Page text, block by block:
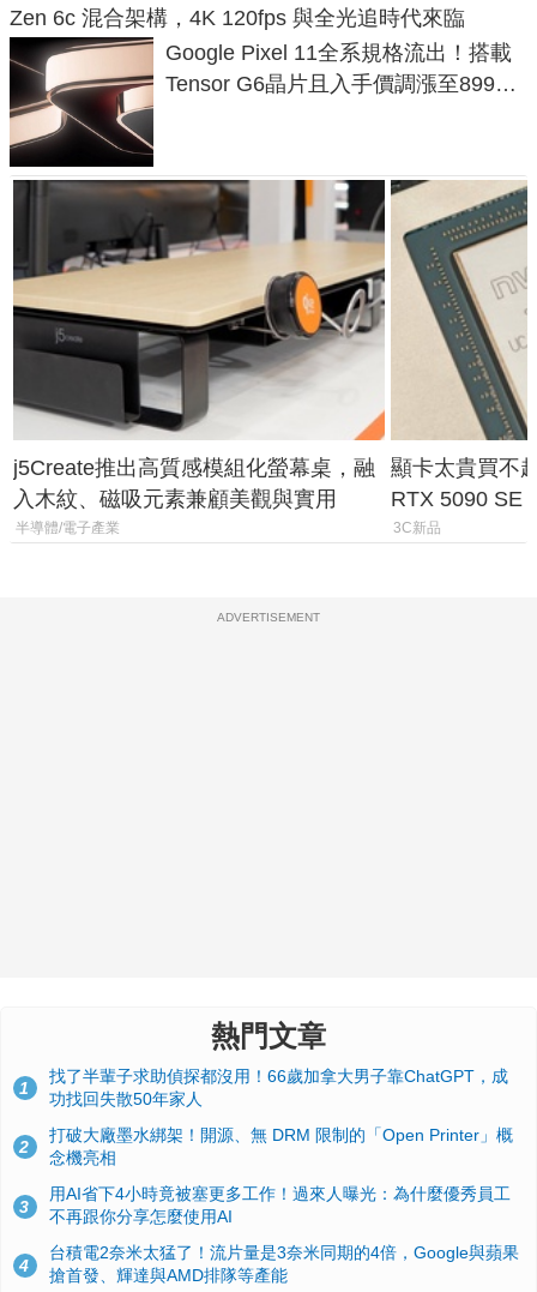
Zen 6c 混合架構，4K 120fps 與全光追時代來臨
Google Pixel 11全系規格流出！搭載
Tensor G6晶片且入手價調漲至899美
j5Create推出高質感模組化螢幕桌，融
入木紋、磁吸元素兼顧美觀與實用
半導體/電子產業
顯卡太貴買不
RTX 5090 SE
體
3C新品
ADVERTISEMENT
熱門文章
1
找了半輩子求助偵探都沒用！66歲加拿大男子靠ChatGPT，成
功找回失散50年家人
2
打破大廠墨水綁架！開源、無 DRM 限制的「Open Printer」概
念機亮相
3
用AI省下4小時竟被塞更多工作！過來人曝光：為什麼優秀員工
不再跟你分享怎麼使用AI
4
台積電2奈米太猛了！流片量是3奈米同期的4倍，Google與蘋果
搶首發、輝達與AMD排隊等產能